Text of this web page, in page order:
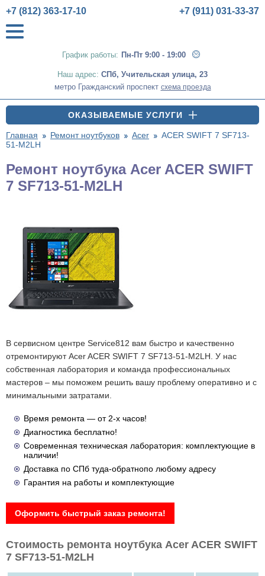
График работы: Пн-Пт 9:00 - 19:00
+7 (812) 363-17-10 +7 (911) 031-33-37
Наш адрес: СПб, Учительская улица, 23
метро Гражданский проспект схема проезда
ОКАЗЫВАЕМЫЕ УСЛУГИ
Главная Ремонт ноутбуков Acer
ACER SWIFT 7 SF713-
51-M2LH
Ремонт ноутбука Acer ACER SWIFT
7 SF713-51-M2LH
В сервисном центре Service812 вам быстро и качественно
отремонтируют Acer ACER SWIFT 7 SF713-51-M2LH. У нас
собственная лаборатория и команда профессиональных
мастеров – мы поможем решить вашу проблему оперативно и с
минимальными затратами.
Время ремонта — от 2-х часов!
Диагностика бесплатно!
Современная техническая лаборатория: комплектующие в
наличии!
Доставка по СПб туда-обратнопо любому адресу
Гарантия на работы и комплектующие
Оформить быстрый заказ ремонта!
Стоимость ремонта ноутбука Acer ACER SWIFT
7 SF713-51-M2LH